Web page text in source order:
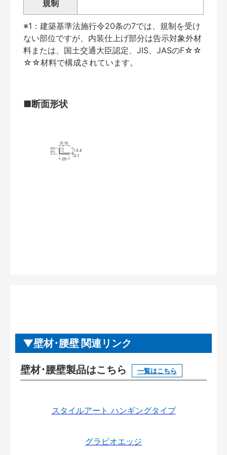
規制
※1：建築基準法施行令20条の7では、規制を受け
ない部位ですが、内装仕上げ部分は告示対象外材
料または、国土交通大臣認定、JIS、JASのF☆☆
☆☆材料で構成されています。
■断面形状
壁材･腰壁 関連リンク
壁材･腰壁製品はこちら 一覧はこちら
スタイルアート ハンギングタイプ
グラビオエッジ